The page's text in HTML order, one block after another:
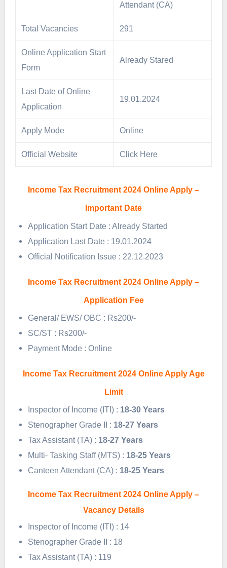
Attendant (CA)
Total Vacancies 291
Online Application Start
Form
Already Stared
Last Date of Online
Application
19.01.2024
Apply Mode Online
Official Website Click Here
Income Tax Recruitment 2024 Online Apply –
Important Date
Application Start Date : Already Started
Application Last Date : 19.01.2024
Official Notification Issue : 22.12.2023
Income Tax Recruitment 2024 Online Apply –
Application Fee
General/ EWS/ OBC : Rs200/-
SC/ST : Rs200/-
Payment Mode : Online
Income Tax Recruitment 2024 Online Apply Age
Limit
Inspector of Income (ITI) : 18-30 Years
Stenographer Grade II : 18-27 Years
Tax Assistant (TA) : 18-27 Years
Multi- Tasking Staff (MTS) : 18-25 Years
Canteen Attendant (CA) : 18-25 Years
Income Tax Recruitment 2024 Online Apply –
Vacancy Details
Inspector of Income (ITI) : 14
Stenographer Grade II : 18
Tax Assistant (TA) : 119